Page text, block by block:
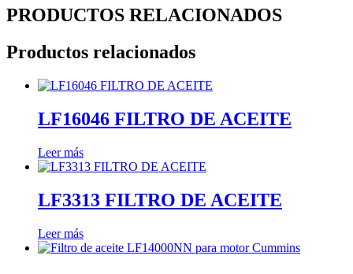
PRODUCTOS RELACIONADOS
Productos relacionados
LF16046 FILTRO DE ACEITE
Leer más
LF3313 FILTRO DE ACEITE
Leer más